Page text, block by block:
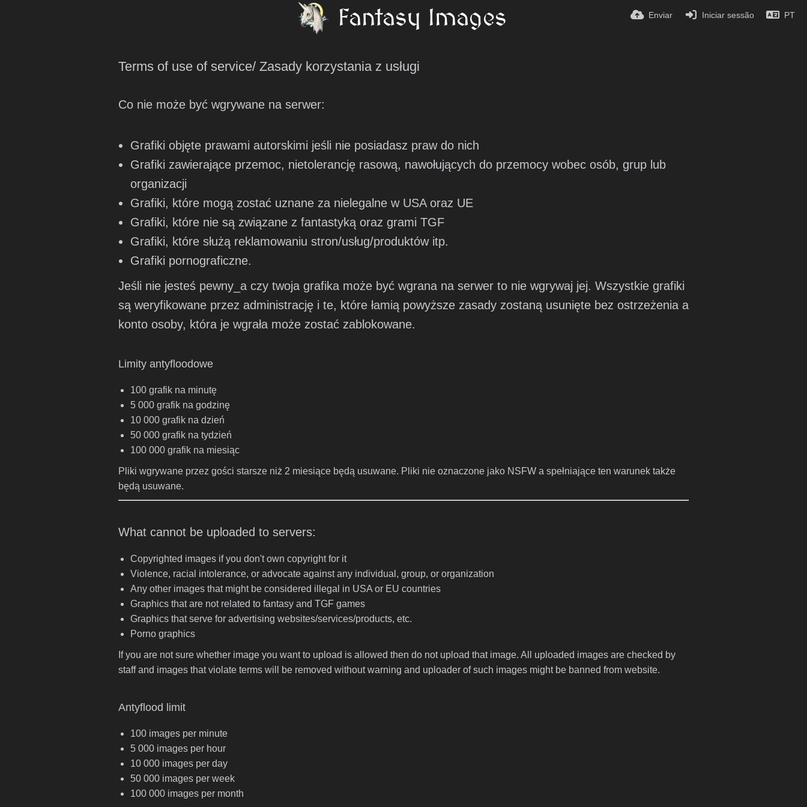
Enviar Iniciar sessão PT
Terms of use of service/ Zasady korzystania z usługi
Co nie może być wgrywane na serwer:
Grafiki objęte prawami autorskimi jeśli nie posiadasz praw do nich
Grafiki zawierające przemoc, nietolerancję rasową, nawołujących do przemocy wobec osób, grup lub
organizacji
Grafiki, które mogą zostać uznane za nielegalne w USA oraz UE
Grafiki, które nie są związane z fantastyką oraz grami TGF
Grafiki, które służą reklamowaniu stron/usług/produktów itp.
Grafiki pornograficzne.
Jeśli nie jesteś pewny_a czy twoja grafika może być wgrana na serwer to nie wgrywaj jej. Wszystkie grafiki
są weryfikowane przez administrację i te, które łamią powyższe zasady zostaną usunięte bez ostrzeżenia a
konto osoby, która je wgrała może zostać zablokowane.
Limity antyfloodowe
100 grafik na minutę
5 000 grafik na godzinę
10 000 grafik na dzień
50 000 grafik na tydzień
100 000 grafik na miesiąc
Pliki wgrywane przez gości starsze niż 2 miesiące będą usuwane. Pliki nie oznaczone jako NSFW a spełniające ten warunek także
będą usuwane.
What cannot be uploaded to servers:
Copyrighted images if you don't own copyright for it
Violence, racial intolerance, or advocate against any individual, group, or organization
Any other images that might be considered illegal in USA or EU countries
Graphics that are not related to fantasy and TGF games
Graphics that serve for advertising websites/services/products, etc.
Porno graphics
If you are not sure whether image you want to upload is allowed then do not upload that image. All uploaded images are checked by
staff and images that violate terms will be removed without warning and uploader of such images might be banned from website.
Antyflood limit
100 images per minute
5 000 images per hour
10 000 images per day
50 000 images per week
100 000 images per month